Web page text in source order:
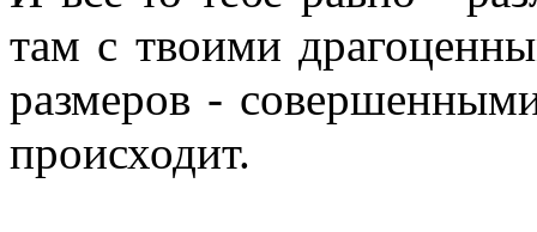
там с твоими
размеров -
происходит.